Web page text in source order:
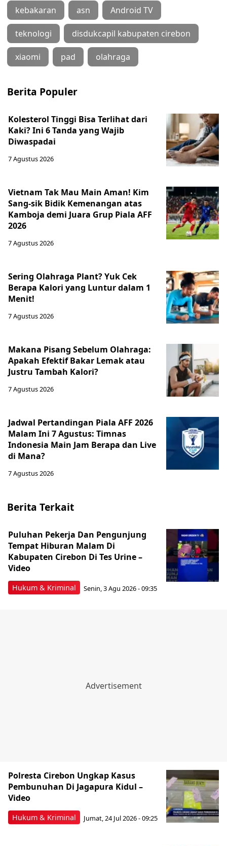
kebakaran asn Android TV
teknologi disdukcapil kabupaten cirebon
xiaomi pad olahraga
Berita Populer
Kolesterol Tinggi Bisa Terlihat dari
Kaki? Ini 6 Tanda yang Wajib
Diwaspadai
7 Agustus 2026
Vietnam Tak Mau Main Aman! Kim
Sang-sik Bidik Kemenangan atas
Kamboja demi Juara Grup Piala AFF
2026
7 Agustus 2026
Sering Olahraga Plant? Yuk Cek
Berapa Kalori yang Luntur dalam 1
Menit!
7 Agustus 2026
Makana Pisang Sebelum Olahraga:
Apakah Efektif Bakar Lemak atau
Justru Tambah Kalori?
7 Agustus 2026
Jadwal Pertandingan Piala AFF 2026
Malam Ini 7 Agustus: Timnas
Indonesia Main Jam Berapa dan Live
di Mana?
7 Agustus 2026
Berita Terkait
Hukum & Kriminal
Puluhan Pekerja Dan Pengunjung
Tempat Hiburan Malam Di
Kabupaten Cirebon Di Tes Urine –
Video
Senin, 3 Agu 2026 - 09:35
Hukum & Kriminal
Polresta Cirebon Ungkap Kasus
Pembunuhan Di Jagapura Kidul –
Video
Jumat, 24 Jul 2026 - 09:25